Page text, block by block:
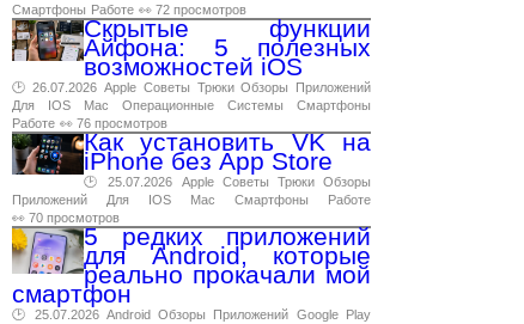
Смартфоны Работе 👀 72 просмотров
Скрытые функции
Айфона: 5 полезных
возможностей iOS
🕑 26.07.2026 Apple Советы Трюки Обзоры
Приложений
Для
IOS Mac Операционные Системы
Смартфоны
Работе 👀 76 просмотров
Как установить VK на
iPhone без App Store
🕑 25.07.2026 Apple Советы Трюки Обзоры
Приложений
Для IOS Mac Смартфоны
Работе
👀 70 просмотров
5 редких приложений
для Android, которые
реально прокачали мой
смартфон
🕑 25.07.2026 Android Обзоры Приложений Google
Play